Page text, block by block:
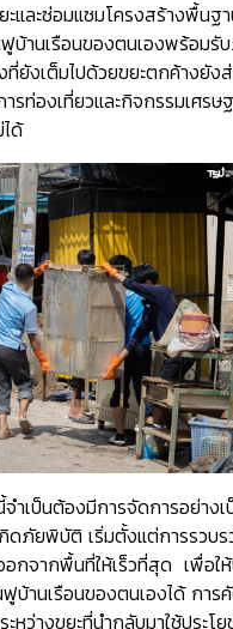
ะและซ่อมแซมโครงสร้างพื้นฐ
บ้านเรือนของตนเองพร้อมรับ
ยังเต็มไปด้วยขยะตกค้างยัง
รท่องเที่ยวและกิจกรรมเศร
ด้
ำเป็นต้องมีการจัดการอย่างเ
ดภัยพิบัติ เริ่มตั้งแต่การรวบร
กจากพื้นที่ให้เร็วที่สุด เพื่อให้
บ้านเรือนของตนเองได้ การ
หว่างขยะที่นำกลับมาใช้ประโ